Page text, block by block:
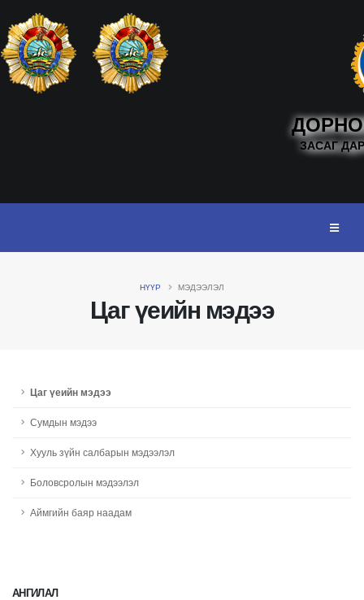
ЗАСАГ
Цаг үеийн мэдээ
НҮҮР МЭДЭЭЛЭЛ
Цаг үеийн мэдээ
Сумдын мэдээ
Хууль зүйн салбарын мэдээлэл
Боловсролын мэдээлэл
Аймгийн баяр наадам
АНГИЛАЛ